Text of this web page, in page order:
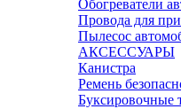
Обогреватели
Провода для
Пылесос
АКСЕССУАРЫ
Канистра
Ремень
Буксировочные